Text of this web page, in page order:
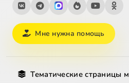
Мне нужна помощь
Тематические страницы